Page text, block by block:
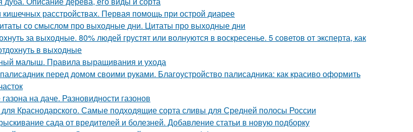
кишечных расстройствах. Первая помощь при острой диарее
со смыслом про выходные дни. Цитаты про выходные дни
за выходные. 80% людей грустят или волнуются в воскресенье. 5 советов от эксперта, как
в выходные
малыш. Правила выращивания и ухода
палисадник перед домом своими руками. Благоустройство палисадника: как красиво оформить
на даче. Разновидности газонов
Краснодарского. Самые подходящие сорта сливы для Средней полосы России
сада от вредителей и болезней. Добавление статьи в новую подборку